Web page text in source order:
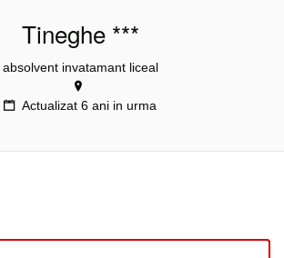
Tineghe ***
absolvent invatamant liceal
Actualizat 6 ani in urma